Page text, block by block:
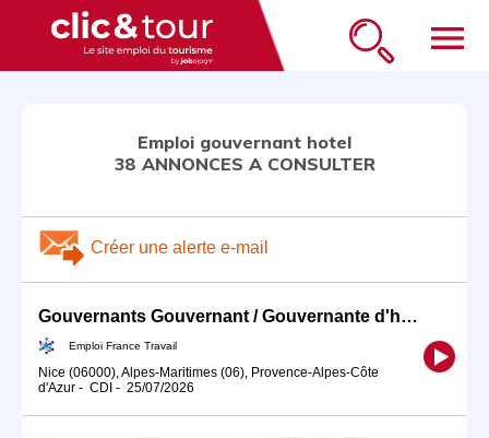
menu
Emploi gouvernant hotel
38 ANNONCES A CONSULTER
Créer une alerte e-mail
Gouvernants Gouvernant / Gouvernante d'hôtel (H/F)
Emploi France Travail
Nice (06000), Alpes-Maritimes (06), Provence-Alpes-Côte
d'Azur - CDI - 25/07/2026